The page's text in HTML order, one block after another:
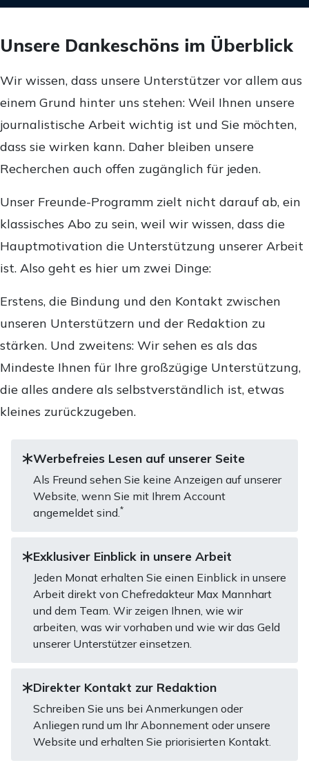
Unsere Dankeschöns im Überblick
Wir wissen, dass unsere Unterstützer vor allem aus
einem Grund hinter uns stehen: Weil Ihnen unsere
journalistische Arbeit wichtig ist und Sie möchten,
dass sie wirken kann. Daher bleiben unsere
Recherchen auch offen zugänglich für jeden.
Unser Freunde-Programm zielt nicht darauf ab, ein
klassisches Abo zu sein, weil wir wissen, dass die
Hauptmotivation die Unterstützung unserer Arbeit
ist. Also geht es hier um zwei Dinge:
Erstens, die Bindung und den Kontakt zwischen
unseren Unterstützern und der Redaktion zu
stärken. Und zweitens: Wir sehen es als das
Mindeste Ihnen für Ihre großzügige Unterstützung,
die alles andere als selbstverständlich ist, etwas
kleines zurückzugeben.
Werbefreies Lesen auf unserer Seite
Als Freund sehen Sie keine Anzeigen auf unserer
Website, wenn Sie mit Ihrem Account
angemeldet sind.*
Exklusiver Einblick in unsere Arbeit
Jeden Monat erhalten Sie einen Einblick in unsere
Arbeit direkt von Chefredakteur Max Mannhart
und dem Team. Wir zeigen Ihnen, wie wir
arbeiten, was wir vorhaben und wie wir das Geld
unserer Unterstützer einsetzen.
Direkter Kontakt zur Redaktion
Schreiben Sie uns bei Anmerkungen oder
Anliegen rund um Ihr Abonnement oder unsere
Website und erhalten Sie priorisierten Kontakt.